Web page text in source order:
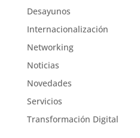
Desayunos
Internacionalización
Networking
Noticias
Novedades
Servicios
Transformación Digital